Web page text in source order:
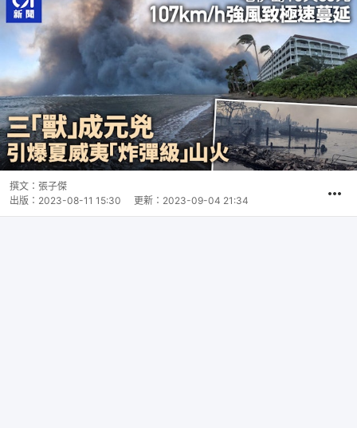
撰文： 張子傑
出版： 2023-08-11 15:30 更新： 2023-09-04 21:34